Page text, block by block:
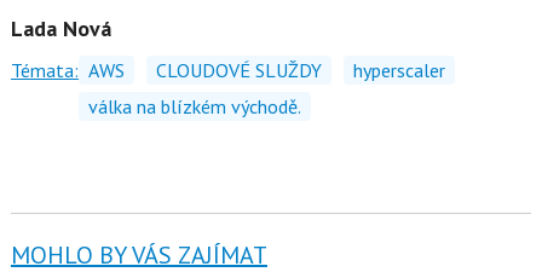
Lada Nová
Témata: AWS CLOUDOVÉ SLUŽDY
hyperscaler
válka na blízkém východě.
MOHLO BY VÁS ZAJÍMAT